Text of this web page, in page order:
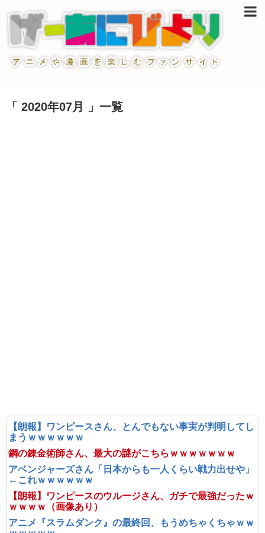
「 2020年07月 」一覧
【朗報】ワンピースさん、とんでもない事実が判明してし
まうｗｗｗｗｗｗ
鋼の錬金術師さん、最大の謎がこちらｗｗｗｗｗｗｗ
アベンジャーズさん「日本からも一人くらい戦力出せや」
←これｗｗｗｗｗｗ
【朗報】ワンピースのウルージさん、ガチで最強だったｗ
ｗｗｗｗ（画像あり）
アニメ『スラムダンク』の最終回、もうめちゃくちゃｗｗ